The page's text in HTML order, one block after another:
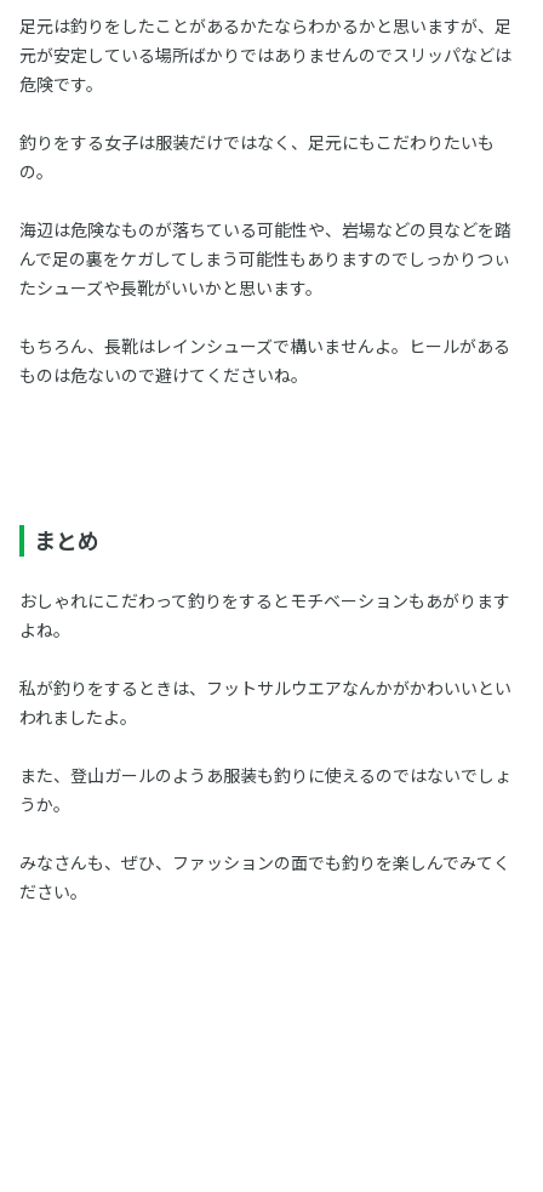
足元は釣りをしたことがあるかたならわかるかと思いますが、足
元が安定している場所ばかりではありませんのでスリッパなどは
危険です。
釣りをする女子は服装だけではなく、足元にもこだわりたいも
の。
海辺は危険なものが落ちている可能性や、岩場などの貝などを踏
んで足の裏をケガしてしまう可能性もありますのでしっかりつぃ
たシューズや長靴がいいかと思います。
もちろん、長靴はレインシューズで構いませんよ。ヒールがある
ものは危ないので避けてくださいね。
まとめ
おしゃれにこだわって釣りをするとモチベーションもあがります
よね。
私が釣りをするときは、フットサルウエアなんかがかわいいとい
われましたよ。
また、登山ガールのようあ服装も釣りに使えるのではないでしょ
うか。
みなさんも、ぜひ、ファッションの面でも釣りを楽しんでみてく
ださい。